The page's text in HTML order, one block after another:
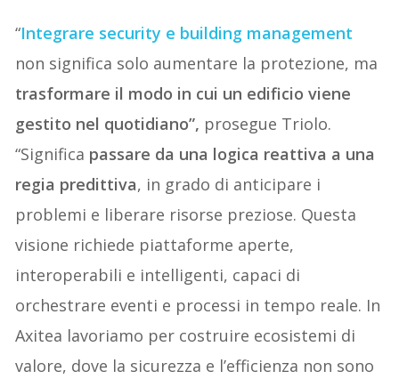
“Integrare security e building management
non significa solo aumentare la protezione, ma
trasformare il modo in cui un edificio viene
gestito nel quotidiano”, prosegue Triolo.
“Significa passare da una logica reattiva a una
regia predittiva, in grado di anticipare i
problemi e liberare risorse preziose. Questa
visione richiede piattaforme aperte,
interoperabili e intelligenti, capaci di
orchestrare eventi e processi in tempo reale. In
Axitea lavoriamo per costruire ecosistemi di
valore, dove la sicurezza e l’efficienza non sono